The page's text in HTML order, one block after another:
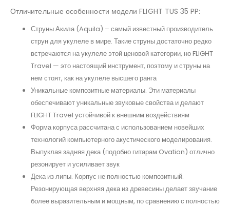
Отличительные особенности модели FLIGHT TUS 35 PP:
Струны Акила (Aquila) – самый известный производитель
струн для укулеле в мире. Такие струны достаточно редко
встречаются на укулеле этой ценовой категории, но FLIGHT
Travel — это настоящий инструмент, поэтому и струны на
нем стоят, как на укулеле высшего ранга
Уникальные композитные материалы. Эти материалы
обеспечивают уникальные звуковые свойства и делают
FLIGHT Travel устойчивой к внешним воздействиям
Форма корпуса рассчитана с использованием новейших
технологий компьютерного акустического моделирования.
Выпуклая задняя дека (подобно гитарам Ovation) отлично
резонирует и усиливает звук
Дека из липы. Корпус не полностью композитный.
Резонирующая верхняя дека из древесины делает звучание
более выразительным и мощным, по сравнению с полностью